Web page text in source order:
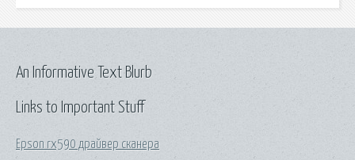
Links to Important Stuff
Epson rx590 драйвер сканера
An Informative Text Blurb